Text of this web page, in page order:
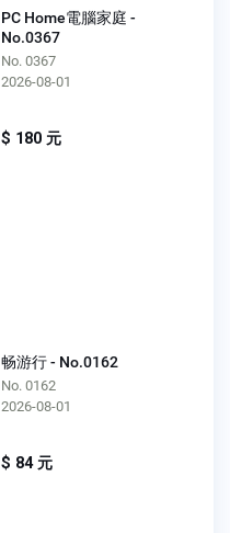
PC Home電腦家庭 -
No.0367
No. 0367
2026-08-01
$ 180 元
畅游行 - No.0162
No. 0162
2026-08-01
$ 84 元